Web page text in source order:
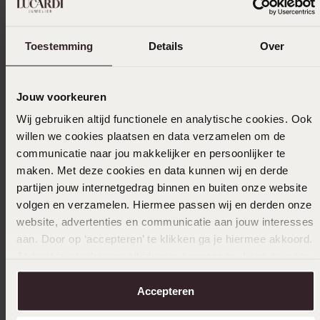
Toestemming Details Over
Jouw voorkeuren
Wij gebruiken altijd functionele en analytische cookies. Ook
willen we cookies plaatsen en data verzamelen om de
communicatie naar jou makkelijker en persoonlijker te
maken. Met deze cookies en data kunnen wij en derde
partijen jouw internetgedrag binnen en buiten onze website
volgen en verzamelen. Hiermee passen wij en derden onze
website, advertenties en communicatie aan jouw interesses
aan. Door op ‘accepteren’ te klikken ga je hiermee akkoord.
over in onscookiebeleid.
Accepteren
Größe auswählen und bestellen
Das könnte dir gefallen